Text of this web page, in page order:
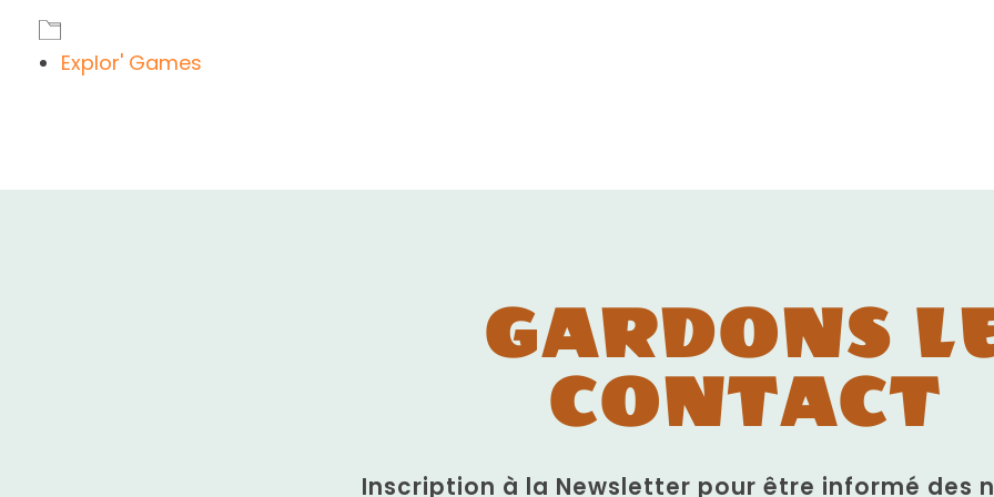
Explor' Games
GARDONS
CONTACT
Inscription à la Newsletter pour être informé des